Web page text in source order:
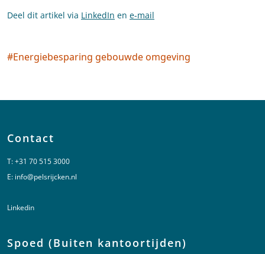
Deel dit artikel via LinkedIn en e-mail
Social tags
#Energiebesparing gebouwde omgeving
Contact
T:+31 70 515 3000
E: info@pelsrijcken.nl
Linkedin
Spoed (Buiten kantoortijden)